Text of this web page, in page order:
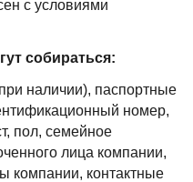
с условиями
собираться:
наличии), паспортные
номер,
пол, семейное
лица компании,
компании, контактные